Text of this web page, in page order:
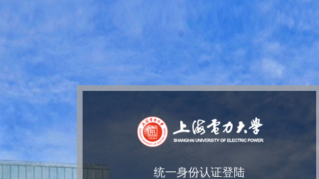
统一身份认证登陆